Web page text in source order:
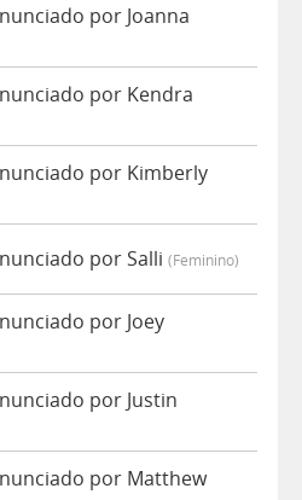
por Joanna
por Kendra
por Kimberly
por Salli (feminino)
por Joey
por Justin
por Matthew